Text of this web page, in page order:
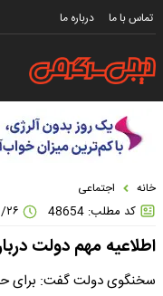
تماس با ما درباره ما
خانه اجتماعی
کد مطلب: 48654
اطلاعیه مهم دولت
سخنگوی دولت گفت: برای